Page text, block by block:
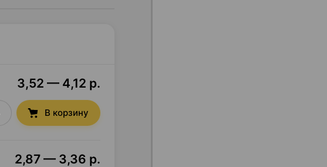
3,52 — 4,12 р.
В корзину
2,87 — 3,36 р.